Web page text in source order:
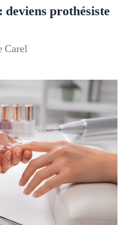
prothésiste
Carel